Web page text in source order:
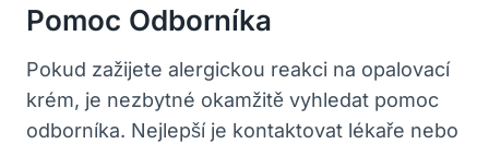
‌pomoc Odborníka
Pokud zažijete alergickou reakci na opalovací
krém, je nezbytné okamžitě vyhledat pomoc
odborníka. Nejlepší je​ kontaktovat lékaře nebo‍